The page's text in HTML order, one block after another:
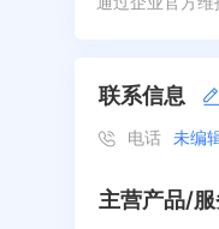
联系信息
电话 未编
主营产品/